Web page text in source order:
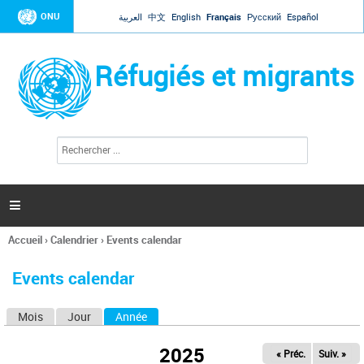
Jump to navigation
ONU العربية 中文 English Français Русский Español
Réfugiés et migrants
l
c
h
e

Vous
ici
Accueil›Calendrier› Events calendar
Events calendar
Mois Jour Année
2025 « Préc. Suiv. »